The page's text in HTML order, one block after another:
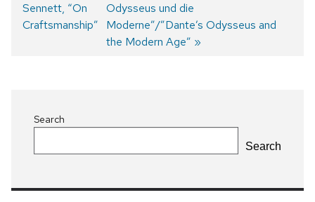
Post
navigation
post:
Sennett, “On
Craftsmanship”
post:
Odysseus und die
Moderne”/”Dante’s Odysseus and
the Modern Age”
Search
Search